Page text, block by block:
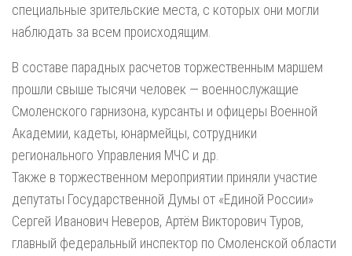
специальные зрительские места, с которых они могли
наблюдать за всем происходящим.
В составе парадных расчетов торжественным маршем
прошли свыше тысячи человек — военнослужащие
Смоленского гарнизона, курсанты и офицеры Военной
Академии, кадеты, юнармейцы, сотрудники
регионального Управления МЧС и др.
Также в торжественном мероприятии приняли участие
депутаты Государственной Думы от «Единой России»
Сергей Иванович Неверов, Артём Викторович Туров,
главный федеральный инспектор по Смоленской области